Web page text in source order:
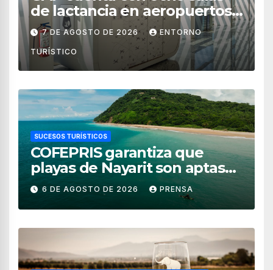
de lactancia en aeropuertos
de México
7 DE AGOSTO DE 2026 ENTORNO
TURÍSTICO
SUCESOS TURÍSTICOS
COFEPRIS garantiza que
playas de Nayarit son aptas
para uso recreativo
6 DE AGOSTO DE 2026 PRENSA